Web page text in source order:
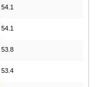
54.1
54.1
53.8
53.4